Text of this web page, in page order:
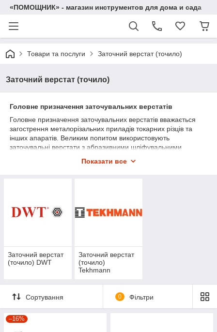
«ПОМОЩНИК» - магазин инструментов для дома и сада
Товари та послуги Заточний верстат (точило)
Заточний верстат (точило)
Головне призначення заточувальних верстатів
Головне призначення заточувальних верстатів вважається
загострення металорізальних приладів токарних різців та
інших апаратів. Великим попитом використовують
заточувальні верстати з абразивними шліфувальними
дозволить обрати і придбати точильний верстат більш
Показати все
Заточний верстат
(точило) DWT
Заточний верстат
(точило)
Tekhmann
Сортування 0 Фільтри
–16%